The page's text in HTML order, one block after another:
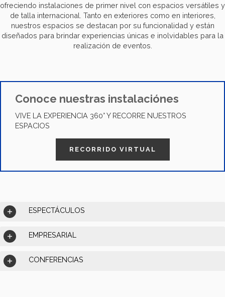
ofreciendo instalaciones de primer nivel con espacios versátiles y
de talla internacional. Tanto en exteriores como en interiores,
nuestros espacios se destacan por su funcionalidad y están
diseñados para brindar experiencias únicas e inolvidables para la
realización de eventos.
Conoce nuestras instalaciónes
VIVE LA EXPERIENCIA 360° Y RECORRE NUESTROS
ESPACIOS
RECORRIDO VIRTUAL
ESPECTÁCULOS
EMPRESARIAL
CONFERENCIAS